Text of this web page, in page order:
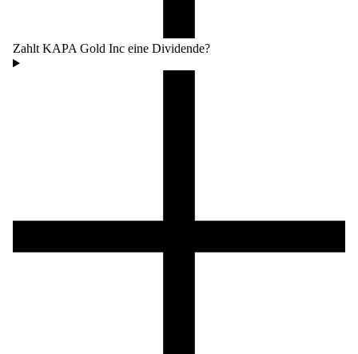
Zahlt KAPA Gold Inc eine Dividende?